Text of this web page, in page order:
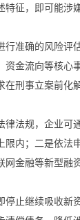
征，即可能涉
准确的风险评
金流向等核
刑事立案前化解
法规，企业
内；二是依
金融等新型融
止继续吸收